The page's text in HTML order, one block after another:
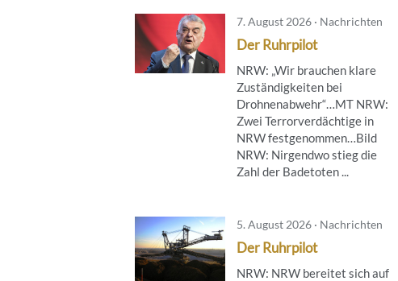
7. August 2026 · Nachrichten
Der Ruhrpilot
NRW: „Wir brauchen klare
Zuständigkeiten bei
Drohnenabwehr“…MT NRW:
Zwei Terrorverdächtige in
NRW festgenommen…Bild
NRW: Nirgendwo stieg die
Zahl der Badetoten ...
5. August 2026 · Nachrichten
Der Ruhrpilot
NRW: NRW bereitet sich auf